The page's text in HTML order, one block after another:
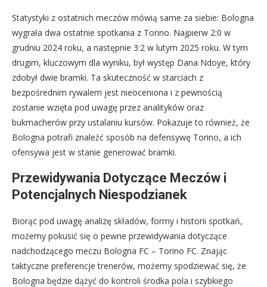
Statystyki z ostatnich meczów mówią same za siebie: Bologna
wygrała dwa ostatnie spotkania z Torino. Najpierw 2:0 w
grudniu 2024 roku, a następnie 3:2 w lutym 2025 roku. W tym
drugim, kluczowym dla wyniku, był występ Dana Ndoye, który
zdobył dwie bramki. Ta skuteczność w starciach z
bezpośrednim rywalem jest nieoceniona i z pewnością
zostanie wzięta pod uwagę przez analityków oraz
bukmacherów przy ustalaniu kursów. Pokazuje to również, że
Bologna potrafi znaleźć sposób na defensywę Torino, a ich
ofensywa jest w stanie generować bramki.
Przewidywania Dotyczące Meczów i
Potencjalnych Niespodzianek
Biorąc pod uwagę analizę składów, formy i historii spotkań,
możemy pokusić się o pewne przewidywania dotyczące
nadchodzącego meczu Bologna FC – Torino FC. Znając
taktyczne preferencje trenerów, możemy spodziewać się, że
Bologna będzie dążyć do kontroli środka pola i szybkiego